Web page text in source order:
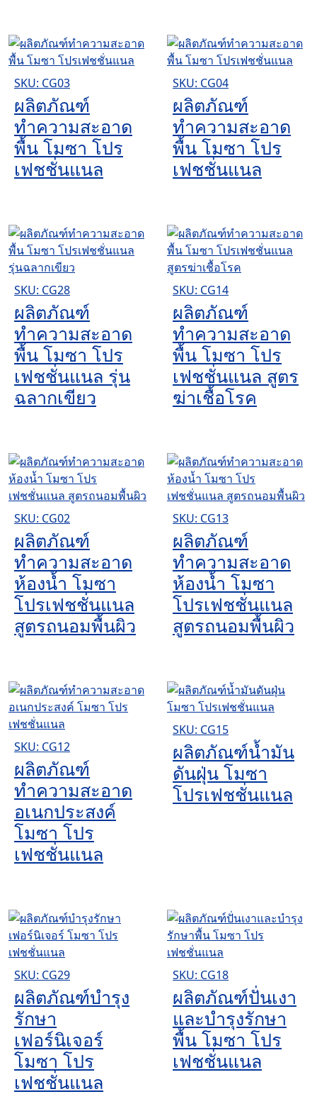
SKU: CG03
ผลิตภัณฑ์
ทำความสะอาด
พื้น โมซา โปร
เฟชชั่นแนล
SKU: CG04
ผลิตภัณฑ์
ทำความสะอาด
พื้น โมซา โปร
เฟชชั่นแนล
SKU: CG28
ผลิตภัณฑ์
ทำความสะอาด
พื้น โมซา โปร
เฟชชั่นแนล รุ่น
ฉลากเขียว
SKU: CG14
ผลิตภัณฑ์
ทำความสะอาด
พื้น โมซา โปร
เฟชชั่นแนล สูตร
ฆ่าเชื้อโรค
SKU: CG02
ผลิตภัณฑ์
ทำความสะอาด
ห้องน้ำ โมซา
โปรเฟชชั่นแนล
สูตรถนอมพื้นผิว
SKU: CG13
ผลิตภัณฑ์
ทำความสะอาด
ห้องน้ำ โมซา
โปรเฟชชั่นแนล
สูตรถนอมพื้นผิว
SKU: CG12
ผลิตภัณฑ์
ทำความสะอาด
อเนกประสงค์
โมซา โปร
เฟชชั่นแนล
SKU: CG15
ผลิตภัณฑ์น้ำมัน
ดันฝุ่น โมซา
โปรเฟชชั่นแนล
SKU: CG29
ผลิตภัณฑ์บำรุง
รักษา
เฟอร์นิเจอร์
โมซา โปร
เฟชชั่นแนล
SKU: CG18
ผลิตภัณฑ์ปั่นเงา
และบำรุงรักษา
พื้น โมซา โปร
เฟชชั่นแนล